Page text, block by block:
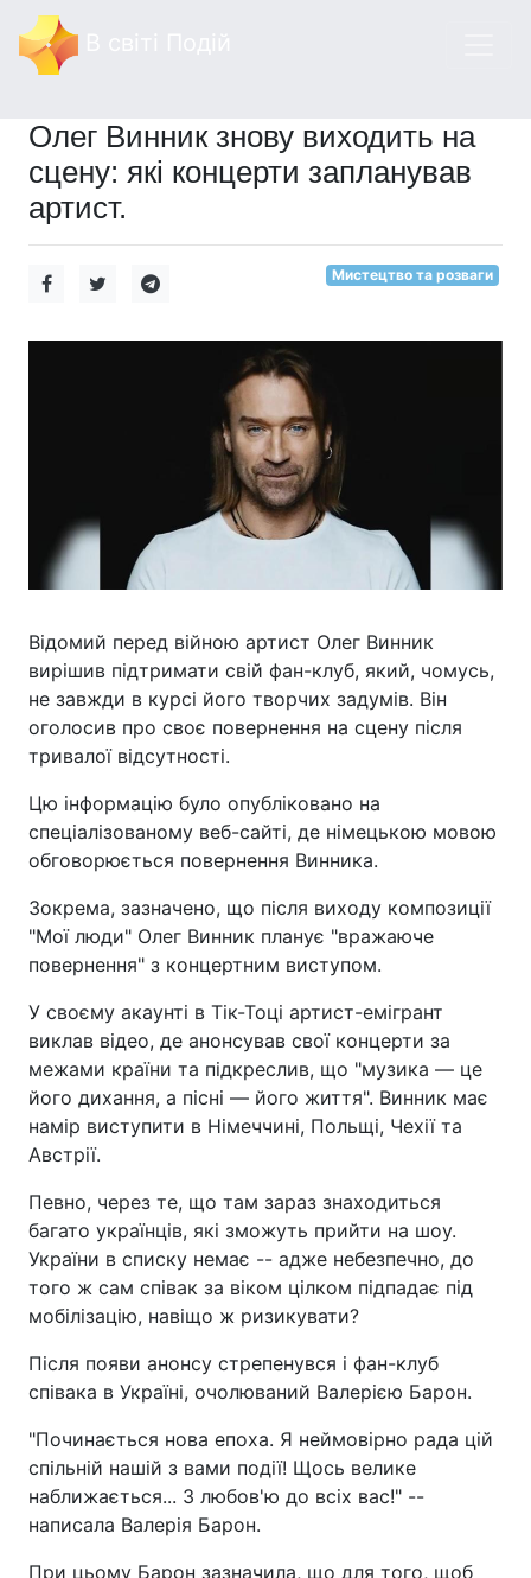
Олег Винник знову виходить на
сцену: які концерти запланував
артист.
Мистецтво та розваги
Відомий перед війною артист Олег Винник
вирішив підтримати свій фан-клуб, який, чомусь,
не завжди в курсі його творчих задумів. Він
оголосив про своє повернення на сцену після
тривалої відсутності.
Цю інформацію було опубліковано на
спеціалізованому веб-сайті, де німецькою мовою
обговорюється повернення Винника.
Зокрема, зазначено, що після виходу композиції
"Мої люди" Олег Винник планує "вражаюче
повернення" з концертним виступом.
У своєму акаунті в Тік-Тоці артист-емігрант
виклав відео, де анонсував свої концерти за
межами країни та підкреслив, що "музика — це
його дихання, а пісні — його життя". Винник має
намір виступити в Німеччині, Польщі, Чехії та
Австрії.
Певно, через те, що там зараз знаходиться
багато українців, які зможуть прийти на шоу.
України в списку немає -- адже небезпечно, до
того ж сам співак за віком цілком підпадає під
мобілізацію, навіщо ж ризикувати?
Після появи анонсу стрепенувся і фан-клуб
співака в Україні, очолюваний Валерією Барон.
"Починається нова епоха. Я неймовірно рада цій
спільній нашій з вами події! Щось велике
наближається... З любов'ю до всіх вас!" --
написала Валерія Барон.
При цьому Барон зазначила, що для того, щоб